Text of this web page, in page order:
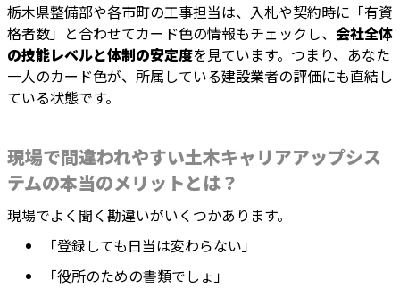
栃木県整備部や各市町の工事担当は、入札や契約時に「有資
格者数」と合わせてカード色の情報もチェックし、 会社全体
の技能レベルと体制の安定度を見ています。つまり、あなた
一人のカード色が、所属している建設業者の評価にも直結し
ている状態です。
現場で間違われやすい土木キャリアアップシス
テムの本当のメリットとは？
現場でよく聞く勘違いがいくつかあります。
「登録しても日当は変わらない」
「役所のための書類でしょ」